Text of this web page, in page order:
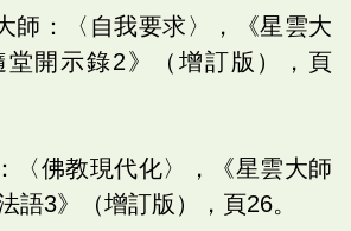
師：〈自我要求〉，《星雲大
堂開示錄2》（增訂版），頁
〈佛教現代化〉，《星雲大師
語3》（增訂版），頁26。